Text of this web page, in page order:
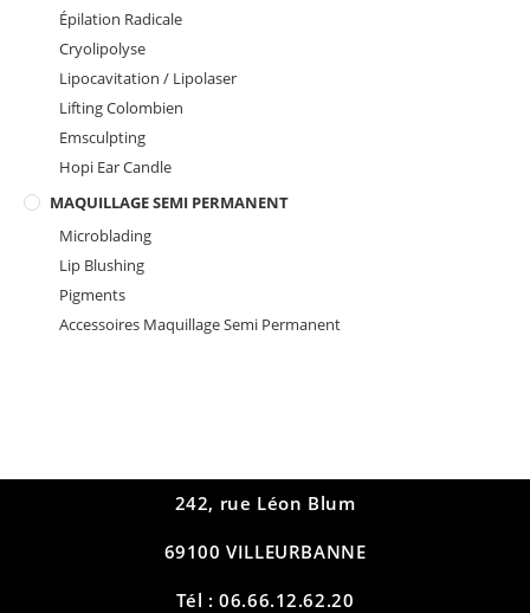
Épilation Radicale
Cryolipolyse
Lipocavitation / Lipolaser
Lifting Colombien
Emsculpting
Hopi Ear Candle
MAQUILLAGE SEMI PERMANENT
Microblading
Lip Blushing
Pigments
Accessoires Maquillage Semi Permanent
242, rue Léon Blum
69100 VILLEURBANNE
Tél : 06.66.12.62.20